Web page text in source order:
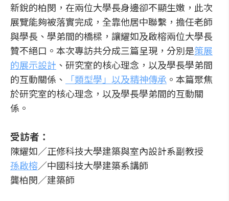
新銳的柏閔，在兩位大學長身邊卻不顯生嫩，此次
展覽能夠被落實完成，全靠他居中聯繫，擔任老師
與學長、學弟間的橋樑，讓耀如及啟榕兩位大學長
贊不絕口。本次專訪共分成三篇呈現，分別是策展
的展示設計 、研究室的核心理念，以及學長學弟間
的互動關係、
「類型學」以及精神傳承 。本篇聚焦
於研究室的核心理念，以及學長學弟間的互動關
係。
受訪者：
陳耀如／正修科技大學建築與室內設計系副教授
孫啟榕／中國科技大學建築系講師
龔柏閔／建築師